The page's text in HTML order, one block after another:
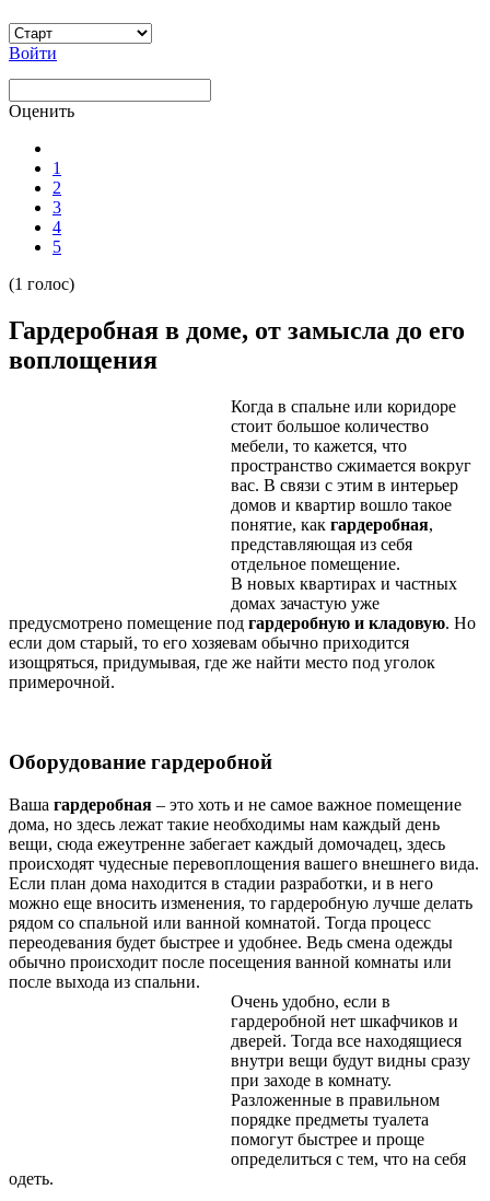
Войти
Оценить
1
2
3
4
5
(1 голос)
Гардеробная в доме, от замысла до его
воплощения
Когда в спальне или коридоре
стоит большое количество
мебели, то кажется, что
пространство сжимается вокруг
вас. В связи с этим в интерьер
домов и квартир вошло такое
понятие, как гардеробная,
представляющая из себя
отдельное помещение.
В новых квартирах и частных
домах зачастую уже
предусмотрено помещение под гардеробную и кладовую. Но
если дом старый, то его хозяевам обычно приходится
изощряться, придумывая, где же найти место под уголок
примерочной.
Оборудование гардеробной
Ваша гардеробная – это хоть и не самое важное помещение
дома, но здесь лежат такие необходимы нам каждый день
вещи, сюда ежеутренне забегает каждый домочадец, здесь
происходят чудесные перевоплощения вашего внешнего вида.
Если план дома находится в стадии разработки, и в него
можно еще вносить изменения, то гардеробную лучше делать
рядом со спальной или ванной комнатой. Тогда процесс
переодевания будет быстрее и удобнее. Ведь смена одежды
обычно происходит после посещения ванной комнаты или
после выхода из спальни.
Очень удобно, если в
гардеробной нет шкафчиков и
дверей. Тогда все находящиеся
внутри вещи будут видны сразу
при заходе в комнату.
Разложенные в правильном
порядке предметы туалета
помогут быстрее и проще
определиться с тем, что на себя
одеть.